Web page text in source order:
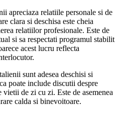
apreciaza relatiile personale si de
clara si deschisa este cheia
relatiilor profesionale. Este de
si sa respectati programul stabilit
acest lucru reflecta
sunt adesea deschisi si
poate include discutii despre
de zi cu zi. Este de asemenea
calda si binevoitoare.